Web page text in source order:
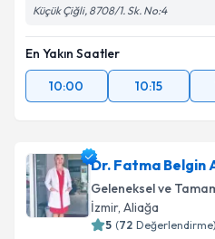
Küçük Çiğli, 8708/1. Sk. No:4
En Yakın Saatler
10:00
10:15
Dr. Fatma Belgin
Geleneksel ve
İzmir, Aliağa
5 (72 Değerlendirme)